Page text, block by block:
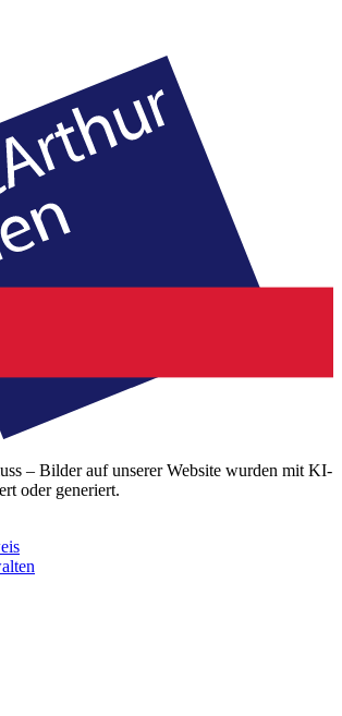
– Bilder auf unserer Website wurden mit KI-
oder generiert.